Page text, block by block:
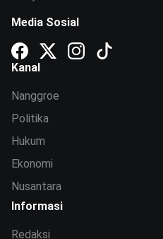
Media Sosial
Kanal
Nanggroe
Politika
Hukum
Ekonomi
Nusantara
Informasi
Redaksi